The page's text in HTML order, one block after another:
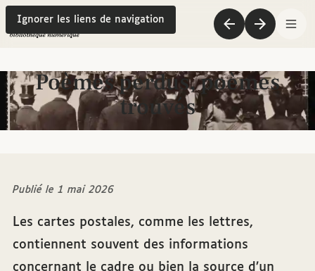
Ignorer les liens de navigation
Précédent
Suivant
Poèmes perdus, poèmes
trouvés
Publié le 1 mai 2026
Les cartes postales, comme les lettres,
contiennent souvent des informations
concernant le cadre ou bien la source d’un